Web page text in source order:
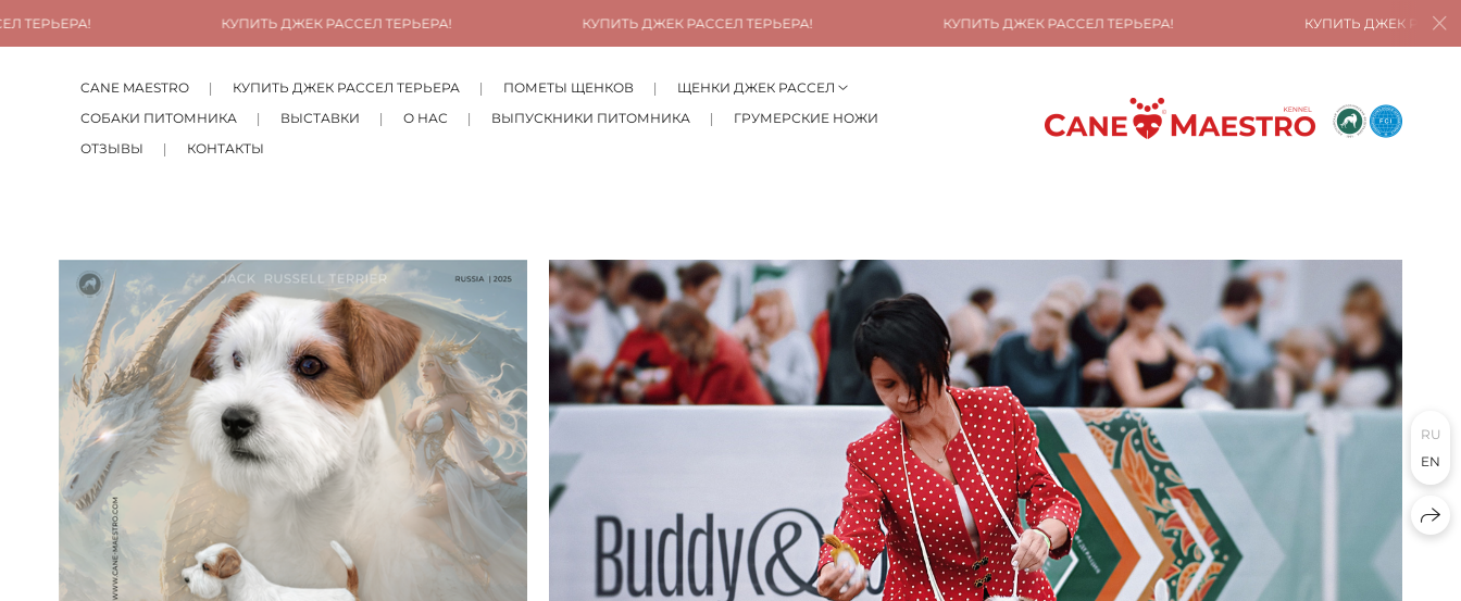
CANE MAESTRO КУПИТЬ ДЖЕК РАССЕЛ ТЕРЬЕРА ПОМЕТЫ ЩЕНКОВ
ЩЕНКИ ДЖЕК РАССЕЛ
СОБАКИ ПИТОМНИКА
ВЫСТАВКИ О НАС ВЫПУСКНИКИ ПИТОМНИКА
ГРУМЕРСКИЕ НОЖИ
ОТЗЫВЫ
КОНТАКТЫ
RU
EN
КУПИТЬ ДЖЕК РАССЕЛ ТЕРЬЕРА! КУПИТЬ ДЖЕК РАССЕЛ ТЕРЬЕРА! КУПИТЬ ДЖЕК РАССЕЛ ТЕРЬЕРА! КУПИТЬ ДЖЕК РАССЕЛ ТЕРЬЕРА!